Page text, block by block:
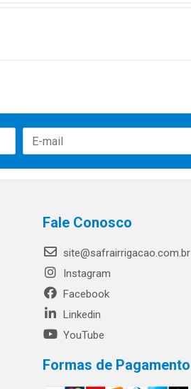
Fale Conosco
site@safrairrigacao.com.br
Instagram
Facebook
Linkedin
YouTube
Formas de Pagamento